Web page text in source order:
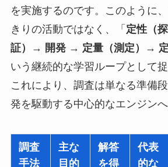
を実施するのです。このように
きりの活動ではなく、「 定性（
証）→ 開発 → 定量（測定）→ 定
いう継続的な学習ループとして捉
これにより、調査は単なる準備
発を駆動する中心的なエンジンへ
調査
手法
主な
目的
解答
を得
代表
的な